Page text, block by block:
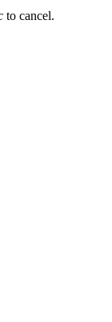
to cancel.